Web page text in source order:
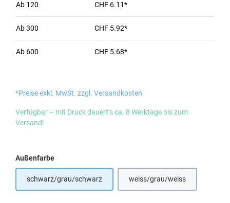
Ab 120 CHF 6.11*
Ab300 CHF 5.92*
Ab 600 CHF 5.68*
*Preise exkl. MwSt. zzgl. Versandkosten
Verfügbar – mit Druck dauert’s ca. 8 Werktage bis zum
Versand!
Außenfarbeauswählen
schwarz/grau/schwarz weiss/grau/weiss(Diese Option ist zurzeit